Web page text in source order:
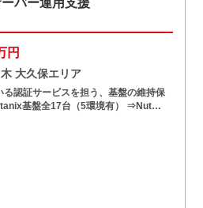
バー運用支援
円
大久保エリア
る認証サービスを担う、基盤の維持保
基盤全17台（5環境有） ⇒Nut…